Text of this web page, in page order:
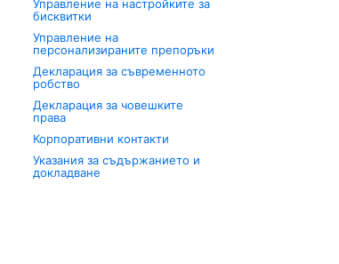
Управление на настройките за
бисквитки
Управление на
персонализираните препоръки
Декларация за съвременното
робство
Декларация за човешките
права
Корпоративни контакти
Указания за съдържанието и
докладване